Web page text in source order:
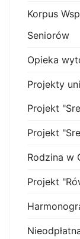
Korpus
Seniorów
Opieka
Projekty
Projekt
Projekt
Rodzina w
Projekt